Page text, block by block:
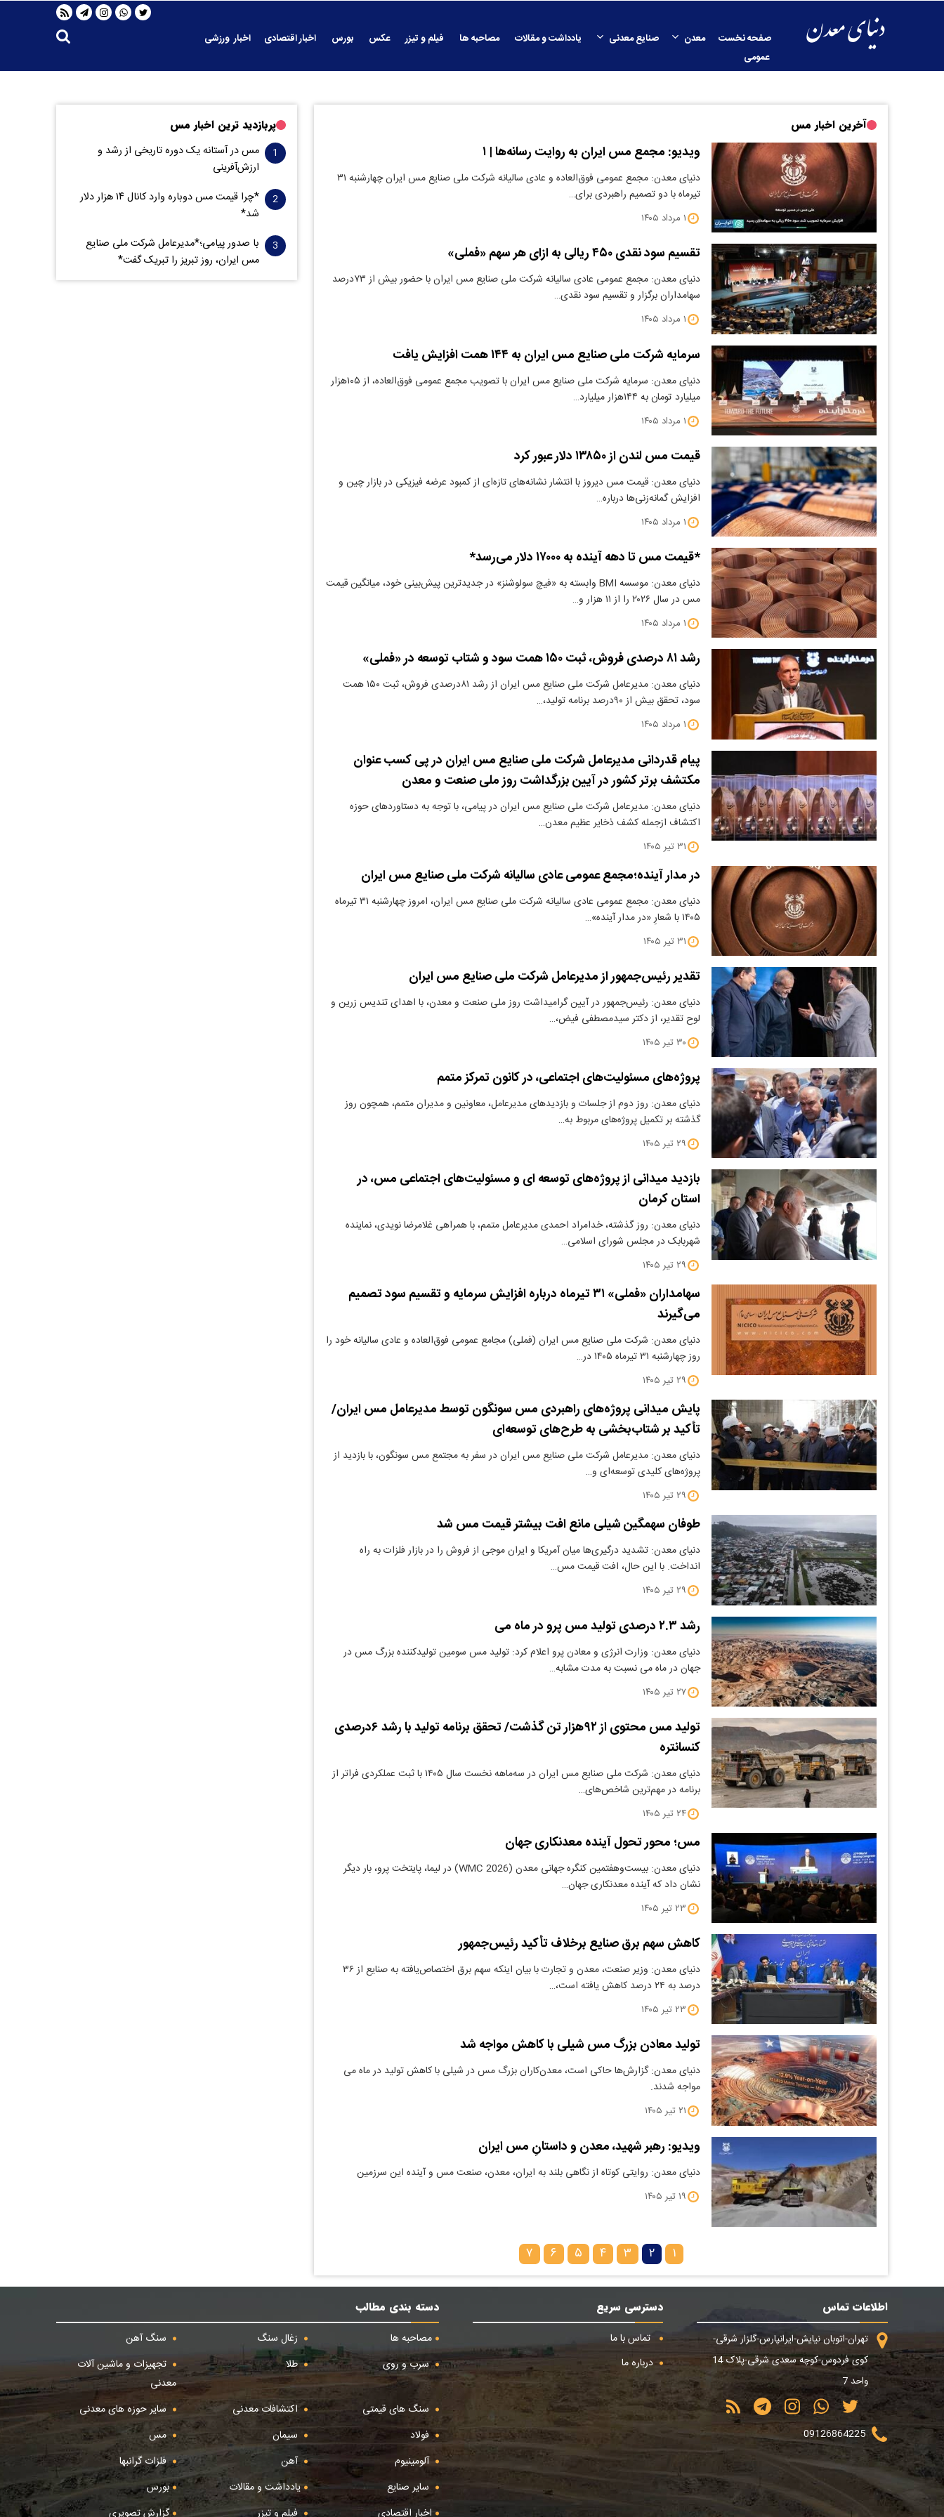
صفحه نخست معدن صنایع معدنی یادداشت و مقالات مصاحبه ها فیلم و تیزر عکس بورس اخبار اقتصادی
اخبار ورزشی
عمومی
آخرین اخبار مس
ویدیو: مجمع مس ایران به روایت رسانه‌ها | ۱
دنیای معدن: مجمع عمومی فوق‌العاده و عادی سالیانه شرکت ملی صنایع مس ایران چهارشنبه ۳۱
تیرماه با دو تصمیم راهبردی برای…
۱ مرداد ۱۴۰۵
تقسیم سود نقدی ۴۵۰ ریالی به ازای هر سهم «فملی»
دنیای معدن: مجمع عمومی عادی سالیانه شرکت ملی صنایع مس ایران با حضور بیش از ۷۳درصد
سهامداران برگزار و تقسیم سود نقدی…
۱ مرداد ۱۴۰۵
سرمایه شرکت ملی صنایع مس ایران به ۱۴۴ همت افزایش یافت
دنیای معدن: سرمایه شرکت ملی صنایع مس ایران با تصویب مجمع عمومی فوق‌العاده، از ۱۰۵هزار
میلیارد تومان به ۱۴۴هزار میلیارد…
۱ مرداد ۱۴۰۵
قیمت مس لندن از ۱۳۸۵۰ دلار عبور کرد
دنیای معدن: قیمت مس دیروز با انتشار نشانه‌های تازه‌ای از کمبود عرضه فیزیکی در بازار چین و
افزایش گمانه‌زنی‌ها درباره…
۱ مرداد ۱۴۰۵
*قیمت مس تا دهه آینده به ۱۷۰۰۰ دلار می‌رسد*
دنیای معدن: موسسه BMI وابسته به «فیچ سولوشنز» در جدیدترین پیش‌بینی خود، میانگین قیمت
مس در سال ۲۰۲۶ را از ۱۱ هزار و…
۱ مرداد ۱۴۰۵
رشد ۸۱ درصدی فروش، ثبت ۱۵۰ همت سود و شتاب توسعه در «فملی»
دنیای معدن: مدیرعامل شرکت ملی صنایع مس ایران از رشد ۸۱درصدی فروش، ثبت ۱۵۰ همت
سود، تحقق بیش از ۹۰درصد برنامه تولید،…
۱ مرداد ۱۴۰۵
پیام قدردانی مدیرعامل شرکت ملی صنایع مس ایران در پی کسب عنوان
مکتشف برتر کشور در آیین بزرگداشت روز ملی صنعت و معدن
دنیای معدن: مدیرعامل شرکت ملی صنایع مس ایران در پیامی، با توجه به دستاوردهای حوزه
اکتشاف ازجمله کشف ذخایر عظیم معدن…
۳۱ تیر ۱۴۰۵
در مدار آینده؛مجمع عمومی عادی سالیانه شرکت ملی صنایع مس ایران
دنیای معدن: مجمع عمومی عادی سالیانه شرکت ملی صنایع مس ایران، امروز چهارشنبه ۳۱ تیرماه
۱۴۰۵ با شعارِ «در مدار آینده»…
۳۱ تیر ۱۴۰۵
تقدیر رئیس‌جمهور از مدیرعامل شرکت ملی صنایع مس ایران
دنیای معدن: رئیس‌جمهور در آیین گرامیداشت روز ملی صنعت و معدن، با اهدای تندیس زرین و
لوح تقدیر، از دکتر سیدمصطفی فیض،…
۳۰ تیر ۱۴۰۵
پروژه‌های مسئولیت‌های اجتماعی، در کانون تمرکز متمم
دنیای معدن: روز دوم از جلسات و بازدیدهای مدیرعامل، معاونین و مدیران متمم، همچون روز
گذشته بر تکمیل پروژه‌های مربوط به…
۲۹ تیر ۱۴۰۵
بازدید میدانی از پروژه‌های توسعه ای و مسئولیت‌های اجتماعی مس، در
استان کرمان
دنیای معدن: روز گذشته، خدامراد احمدی مدیرعامل متمم، با همراهی غلامرضا نویدی، نماینده
شهربابک در مجلس شورای اسلامی…
۲۹ تیر ۱۴۰۵
سهامداران «فملی» ۳۱ تیرماه درباره افزایش سرمایه و تقسیم سود تصمیم
می‌گیرند
دنیای معدن: شرکت ملی صنایع مس ایران (فملی) مجامع عمومی فوق‌العاده و عادی سالیانه خود را
روز چهارشنبه ۳۱ تیرماه ۱۴۰۵ در…
۲۹ تیر ۱۴۰۵
پایش میدانی پروژه‌های راهبردی مس سونگون توسط مدیرعامل مس ایران/
تأکید بر شتاب‌بخشی به طرح‌های توسعه‌ای
دنیای معدن: مدیرعامل شرکت ملی صنایع مس ایران در سفر به مجتمع مس سونگون، با بازدید از
پروژه‌های کلیدی توسعه‌ای و…
۲۹ تیر ۱۴۰۵
طوفان سهمگین شیلی مانع افت بیشتر قیمت مس شد
دنیای معدن: تشدید درگیری‌ها میان آمریکا و ایران موجی از فروش را در بازار فلزات به راه
انداخت. با این حال، افت قیمت مس…
۲۹ تیر ۱۴۰۵
رشد ۲.۳ درصدی تولید مس پرو در ماه می
دنیای معدن: وزارت انرژی و معادن پرو اعلام کرد: تولید مس سومین تولیدکننده بزرگ مس در
جهان در ماه می نسبت به مدت مشابه…
۲۷ تیر ۱۴۰۵
تولید مس محتوی از ۹۲هزار تن گذشت/ تحقق برنامه تولید با رشد ۶درصدی
کنسانتره
دنیای معدن: شرکت ملی صنایع مس ایران در سه‌ماهه نخست سال ۱۴۰۵ با ثبت عملکردی فراتر از
برنامه در مهم‌ترین شاخص‌های…
۲۴ تیر ۱۴۰۵
مس؛ محور تحول آینده معدنکاری جهان
​دنیای معدن: بیست‌وهفتمین کنگره جهانی معدن (WMC 2026) در لیما، پایتخت پرو، بار دیگر
نشان داد که آینده معدنکاری جهان…
۲۳ تیر ۱۴۰۵
کاهش سهم برق صنایع برخلاف تأکید رئیس‌جمهور
دنیای معدن: وزیر صنعت، معدن و تجارت با بیان اینکه سهم برق اختصاص‌یافته به صنایع از ۳۶
درصد به ۲۴ درصد کاهش یافته است،…
۲۳ تیر ۱۴۰۵
تولید معادن بزرگ مس شیلی با کاهش مواجه شد
دنیای معدن: گزارش‌ها حاکی است، معدن‌کاران بزرگ مس در شیلی با کاهش تولید در ماه می
مواجه شدند.
۲۱ تیر ۱۴۰۵
ویدیو: رهبر شهید، معدن و داستانِ مس ایران
دنیای معدن: روایتی کوتاه از نگاهی بلند به ایران، معدن، صنعت مس و آینده این سرزمین
۱۹ تیر ۱۴۰۵
۱ ۲ ۳ ۴ ۵ ۶ ۷
پربازدید ترین اخبار مس
مس در آستانه یک دوره تاریخی از رشد و
ارزش‌آفرینی
*چرا قیمت مس دوباره وارد کانال ۱۴ هزار دلار
شد*
با صدور پیامی؛*مدیرعامل شرکت ملی صنایع
مس ایران، روز تبریز را تبریک گفت*
اطلاعات تماس
تهران-اتوبان نیایش-ایرانپارس-گلزار شرقی-
کوی فردوس-کوچه سعدی شرقی-پلاک 14
واحد 7
09126864225
دسترسی سریع
تماس با ما
درباره ما
دسته بندی مطالب
مصاحبه ها
زغال سنگ
سنگ آهن
سرب و روی
طلا
تجهیزات و ماشین آلات
معدنی
سنگ های قیمتی
اکتشافات معدنی
سایر حوزه های معدنی
فولاد
سیمان
مس
آلومینیوم
آهن
فلزات گرانبها
سایر صنایع
یادداشت و مقالات
بورس
اخبار اقتصادی
فیلم و تیزر گزارش تصویری